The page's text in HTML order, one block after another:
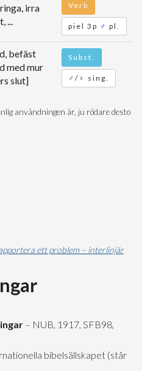
irra
...
Verb
piel 3p ♂ pl.
befäst
med mur
slut]
Subst.
♂/♀ sing.
användningen är, ju rödare desto
ett problem – interlinjär
– NUB, 1917, SFB98,
bibelsällskapet (står